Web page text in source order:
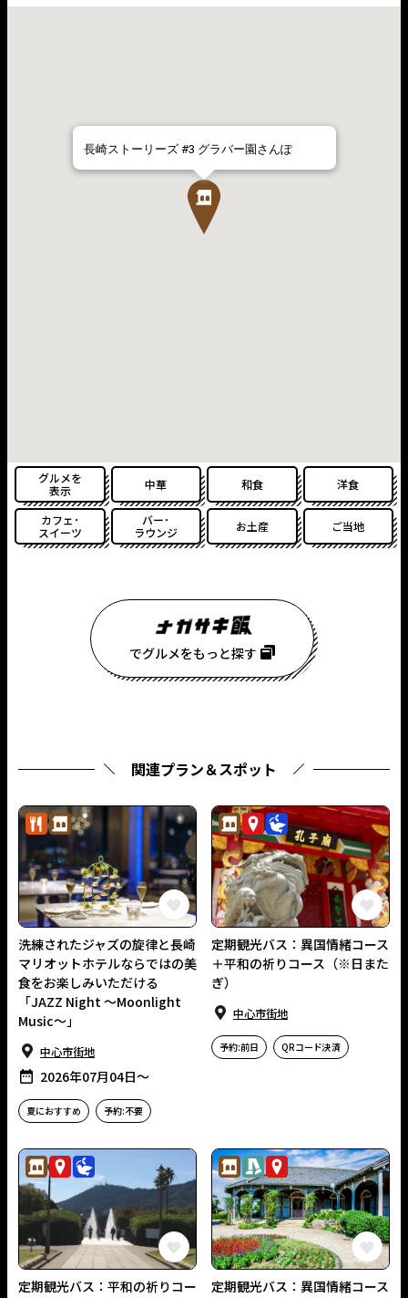
長崎ストーリーズ #3 グラバー園さんぽ
グルメを
表示
中華 和食 洋食
カフェ･
スイーツ
バー･
ラウンジ
お土産 ご当地
でグルメをもっと探す
関連プラン＆スポット
グルメ 歴史・⽂化
この長崎の体験をお気に入りに
洗練されたジャズの旋律と長崎
マリオットホテルならではの美
食をお楽しみいただける
「JAZZ Night ～Moonlight
Music～」
中⼼市街地
2026年07月04日〜
夏におすすめ 予約:不要
歴史・⽂化
観光スポット
平和学習
定期観光バス：異国情緒コース
＋平和の祈りコース（※日また
ぎ）
中⼼市街地
予約:前日 QRコード決済
歴史・⽂化観光スポット
平和学習
この長崎の体験をお気に入りに
定期観光バス：平和の祈りコー
歴史・⽂化
まちあるき
観光スポット
定期観光バス：異国情緒コース